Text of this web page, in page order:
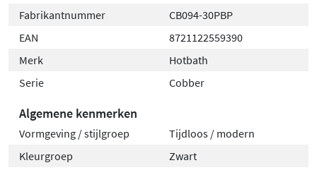
Fabrikantnummer
CB094-30PBP
EAN
8721122559390
Merk
Hotbath
Serie
Cobber
Algemene kenmerken
Vormgeving / stijlgroep
Tijdloos / modern
Kleurgroep
Zwart